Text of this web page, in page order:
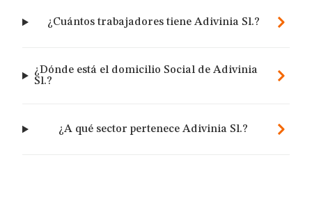
¿Cuántos trabajadores tiene Adivinia Sl.?
¿Dónde está el domicilio Social de Adivinia
Sl.?
¿A qué sector pertenece Adivinia Sl.?